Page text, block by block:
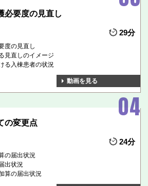
必要度の見直し
29分
度の見直し
見直しのイメージ
る入棟患者の状況
動画を見る
の変更点
24分
の届出状況
出状況
算の届出状況